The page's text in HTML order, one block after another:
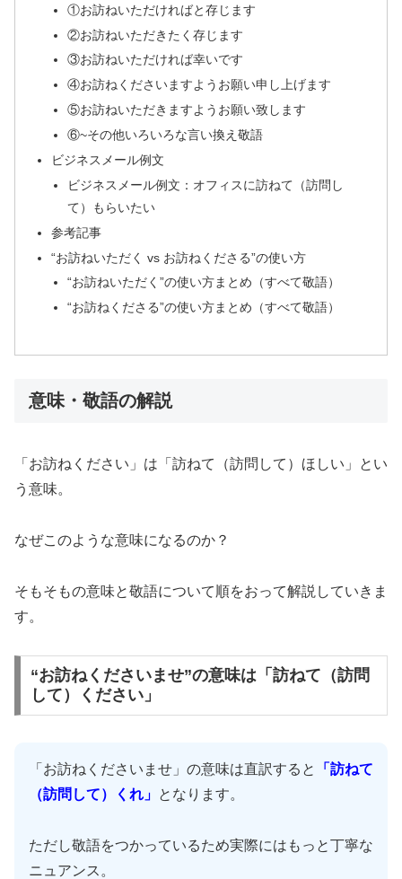
①お訪ねいただければと存じます
②お訪ねいただきたく存じます
③お訪ねいただければ幸いです
④お訪ねくださいますようお願い申し上げます
⑤お訪ねいただきますようお願い致します
⑥~その他いろいろな言い換え敬語
ビジネスメール例文
ビジネスメール例文：オフィスに訪ねて（訪問し
て）もらいたい
参考記事
“お訪ねいただく vs お訪ねくださる”の使い方
“お訪ねいただく”の使い方まとめ（すべて敬語）
“お訪ねくださる”の使い方まとめ（すべて敬語）
意味・敬語の解説
「お訪ねください」は「訪ねて（訪問して）ほしい」とい
う意味。
なぜこのような意味になるのか？
そもそもの意味と敬語について順をおって解説していきま
す。
“お訪ねくださいませ”の意味は「訪ねて（訪問
して）ください」
「お訪ねくださいませ」の意味は直訳すると
「訪ねて
（訪問して）くれ」 となります。
ただし敬語をつかっているため実際にはもっと丁寧な
ニュアンス。